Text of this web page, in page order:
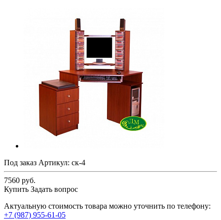
Под заказ Артикул: ск-4
7560 руб.
Купить Задать вопрос
Актуальную стоимость товара можно уточнить по телефону:
+7 (987) 955-61-05